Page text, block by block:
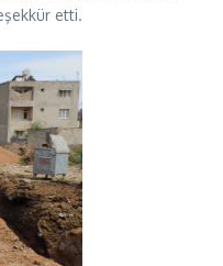
etti.